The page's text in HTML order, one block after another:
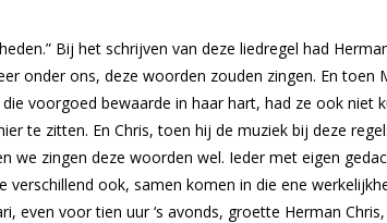
Bij het schrijven van deze liedregel had
onder ons, deze woorden zouden zingen. En toen
voorgoed bewaarde in haar hart, had ze ook niet
te zitten. En Chris, toen hij de muziek bij deze
we zingen deze woorden wel. Ieder met eigen
verschillend ook, samen komen in die ene
even voor tien uur ‘s avonds, groette Herman